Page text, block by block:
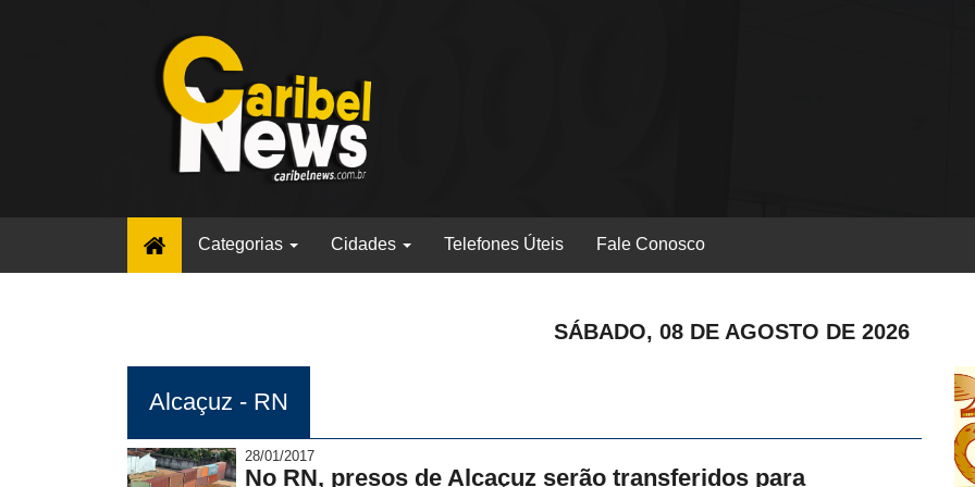
(current)Categorias Cidades Telefones Úteis Fale Conosco
SÁBADO, 08 DE AGOSTO DE 2026
Alcaçuz - RN
28/01/2017
No RN, presos de Alcaçuz serão transferidos para